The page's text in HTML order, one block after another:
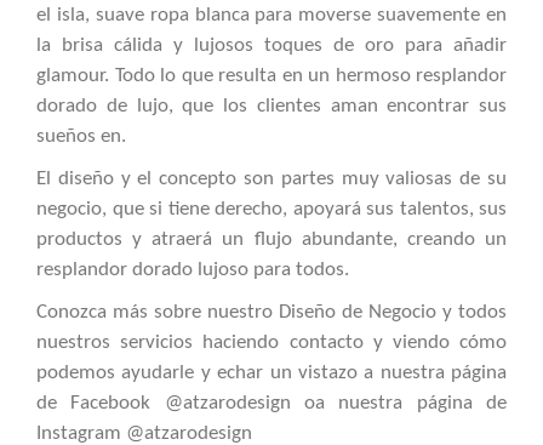
el isla, suave ropa blanca para moverse suavemente en
la brisa cálida y lujosos toques de oro para añadir
glamour. Todo lo que resulta en un hermoso resplandor
dorado de lujo, que los clientes aman encontrar sus
sueños en.
El diseño y el concepto son partes muy valiosas de su
negocio, que si tiene derecho, apoyará sus talentos, sus
productos y atraerá un flujo abundante, creando un
resplandor dorado lujoso para todos.
Conozca más sobre nuestro Diseño de Negocio y todos
nuestros servicios haciendo contacto y viendo cómo
podemos ayudarle y echar un vistazo a nuestra página
de Facebook @atzarodesignoa nuestra página de
Instagram @atzarodesign